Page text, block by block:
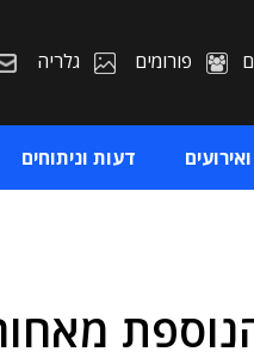
פורומים גלריה
דעות וניתוחים